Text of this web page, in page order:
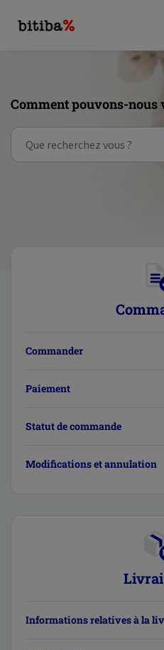
Comment pouvons-nous
Commander
Paiement
Statut de commande
Modifications et annulation
Informations relatives à la